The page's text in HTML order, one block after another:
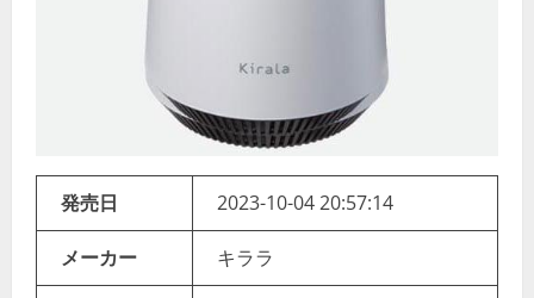
発売日 2023-10-04 20:57:14
メーカー キララ